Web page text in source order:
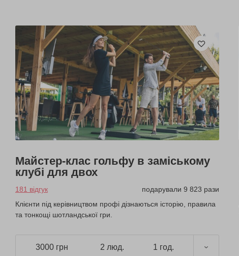
Майстер-клас гольфу в заміському
клубі для двох
181 відгук
подарували 9 823 рази
Клієнти під керівництвом профі дізнаються історію, правила
та тонкощі шотландської гри.
3000 грн 2 люд. 1 год.